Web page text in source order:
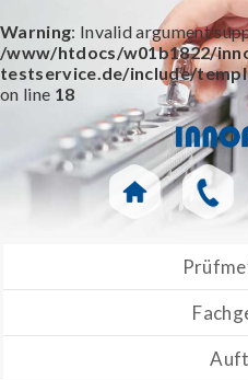
Warning: Invalid argument
/www/htdocs/w01b1822/
testservice.de/include/
on line 18